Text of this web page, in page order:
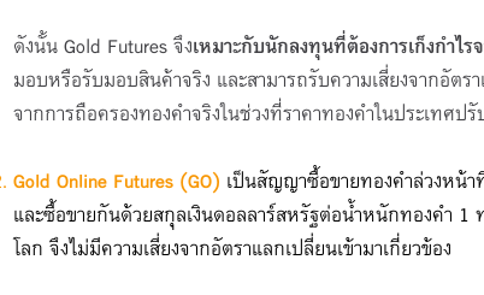
ดังนั้น Gold Futures จึงเหมาะกับนักลงทุนที่ต้องการเก็งกำไร
มอบหรือรับมอบสินค้าจริง และสามารถรับความเสี่ยงจากอัต
จากการถือครองทองคำจริงในช่วงที่ราคาทองคำในประเทศป
Gold Online Futures (GO) เป็นสัญญาซื้อขายทองคำล่วงหน้
และซื้อขายกันด้วยสกุลเงินดอลลาร์สหรัฐต่อน้ำหนักทองคำ 1
โลก จึงไม่มีความเสี่ยงจากอัตราแลกเปลี่ยนเข้ามาเกี่ยวข้อง